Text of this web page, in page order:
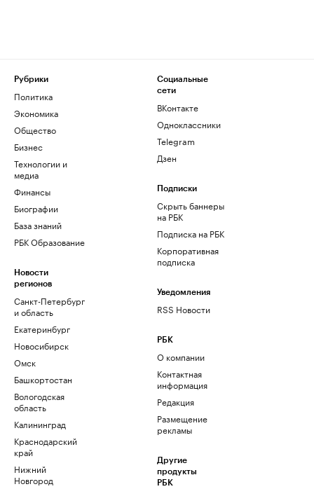
Рубрики
Политика
Экономика
Общество
Бизнес
Технологии и
медиа
Финансы
Биографии
База знаний
РБК Образование
Новости
регионов
Санкт-Петербург
и область
Екатеринбург
Новосибирск
Омск
Башкортостан
Вологодская
область
Калининград
Краснодарский
край
Нижний
Новгород
Социальные
сети
ВКонтакте
Одноклассники
Telegram
Дзен
Подписки
Скрыть баннеры
на РБК
Подписка на РБК
Корпоративная
подписка
Уведомления
RSS Новости
РБК
О компании
Контактная
информация
Редакция
Размещение
рекламы
Другие
продукты
РБК